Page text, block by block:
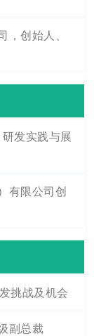
，创始人、
发实践与展
有限公司创
挑战及机会
副总裁